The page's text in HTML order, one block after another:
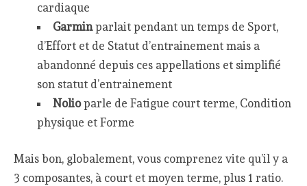
cardiaque
Garminparlait pendant un temps de Sport,
d’Effort et de Statut d’entrainement mais a
abandonné depuis ces appellations et simplifié
son statut d’entrainement
Nolioparle de Fatigue court terme, Condition
physique et Forme
Mais bon, globalement, vous comprenez vite qu’il y a
3 composantes, à court et moyen terme, plus 1 ratio.